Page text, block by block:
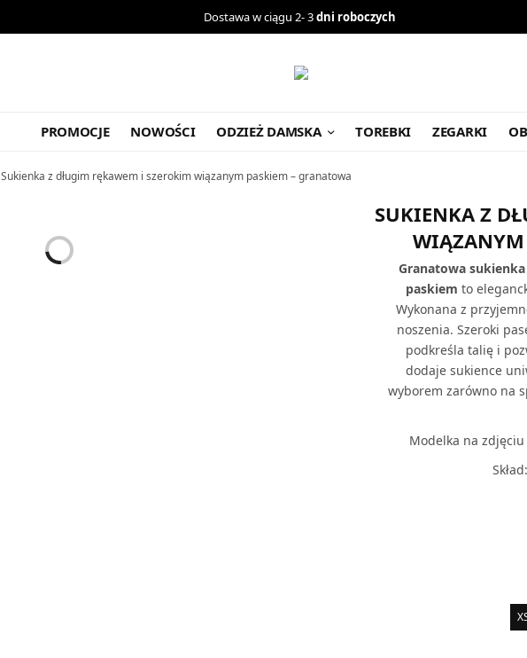
Dostawa w ciągu 2- 3dni roboczych
PROMOCJE NOWOŚCI ODZIEŻ DAMSKA TOREBKI ZEGARKI
Sukienka z długim rękawem i szerokim wiązanym paskiem – granatowa
SUKIENKA Z
WIĄZANYM
Granatowa
paskiem to
Wykonana z
noszenia. Szeroki
podkreśla talię i
dodaje sukience
wyborem zarówno na
Modelka na